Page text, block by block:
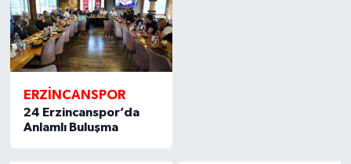
ERZİNCANSPOR
24 Erzincanspor’da
Anlamlı Buluşma